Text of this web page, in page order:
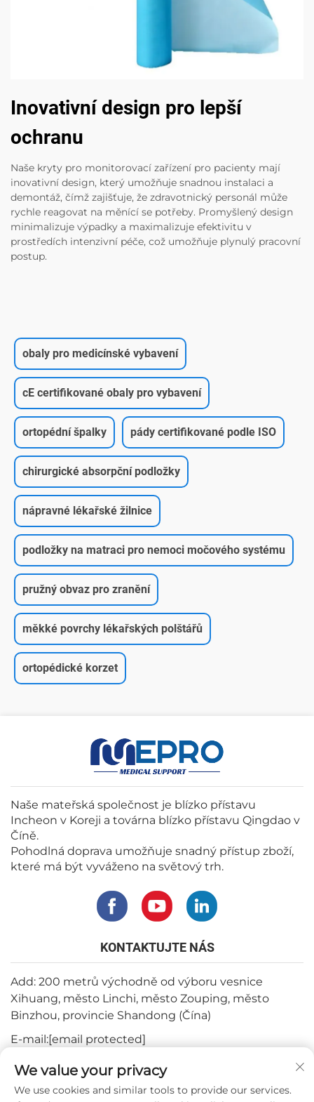
Inovativní design pro lepší
ochranu
Naše kryty pro monitorovací zařízení pro pacienty mají
inovativní design, který umožňuje snadnou instalaci a
demontáž, čímž zajišťuje, že zdravotnický personál může
rychle reagovat na měnící se potřeby. Promyšlený design
minimalizuje výpadky a maximalizuje efektivitu v
prostředích intenzivní péče, což umožňuje plynulý pracovní
postup.
obaly pro medicínské vybavení
cE certifikované obaly pro vybavení
ortopédní špalky pády certifikované podle ISO
chirurgické absorpční podložky
nápravné lékařské žilnice
podložky na matraci pro nemoci močového systému
pružný obvaz pro zranění
měkké povrchy lékařských polštářů
ortopédické korzet
Naše mateřská společnost je blízko přístavu
Incheon v Koreji a továrna blízko přístavu Qingdao v
Číně.
Pohodlná doprava umožňuje snadný přístup zboží,
které má být vyváženo na světový trh.
KONTAKTUJTE NÁS
Add: 200 metrů východně od výboru vesnice
Xihuang, město Linchi, město Zouping, město
Binzhou, provincie Shandong (Čína)
E-mail:[email protected]
Tel:+82-3180427370
Telefon: +86-15564344404
We value your privacy
We use cookies and similar tools to provide our services.